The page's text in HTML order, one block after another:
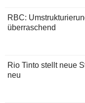
RBC:
überraschend
Rio Tinto stellt neue
neu